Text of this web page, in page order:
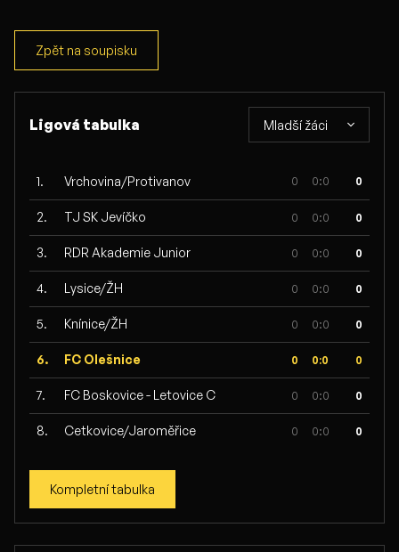
Zpět na soupisku
Ligová tabulka Mladší žáci
1. Vrchovina/Protivanov 0 0:0 0
2. TJ SK Jevíčko 0 0:0 0
3. RDR Akademie Junior 0 0:0 0
4. Lysice/ŽH 0 0:0 0
5. Knínice/ŽH 0 0:0 0
6. FC Olešnice 0 0:0 0
7. FC Boskovice - Letovice C 0 0:0 0
8. Cetkovice/Jaroměřice 0 0:0 0
Kompletní tabulka